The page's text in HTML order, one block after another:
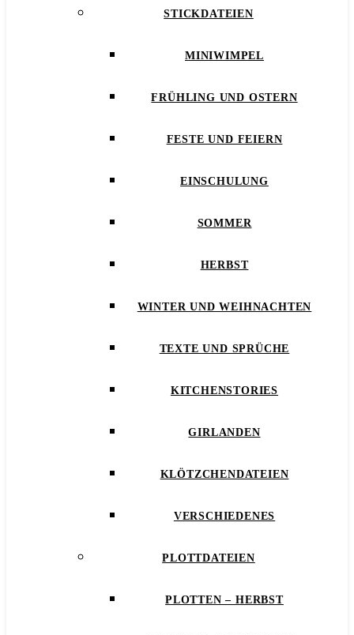
STICKDATEIEN
MINIWIMPEL
FRÜHLING UND OSTERN
FESTE UND FEIERN
EINSCHULUNG
SOMMER
HERBST
WINTER UND WEIHNACHTEN
TEXTE UND SPRÜCHE
KITCHENSTORIES
GIRLANDEN
KLÖTZCHENDATEIEN
VERSCHIEDENES
PLOTTDATEIEN
PLOTTEN – HERBST